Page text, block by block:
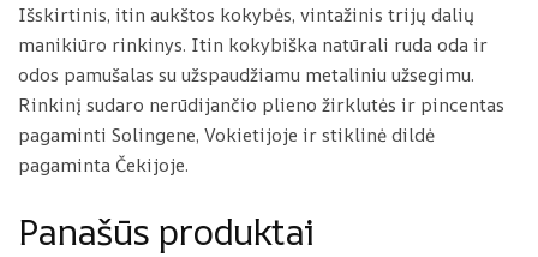
e
y
B
a
r
Išskirtinis, itin aukštos kokybės, vintažinis trijų dalių
manikiūro rinkinys. Itin kokybiška natūrali ruda oda ir
odos pamušalas su užspaudžiamu metaliniu užsegimu.
Rinkinį sudaro nerūdijančio plieno žirklutės ir pincentas
pagaminti Solingene, Vokietijoje ir stiklinė dildė
pagaminta Čekijoje.
Panašūs produktai